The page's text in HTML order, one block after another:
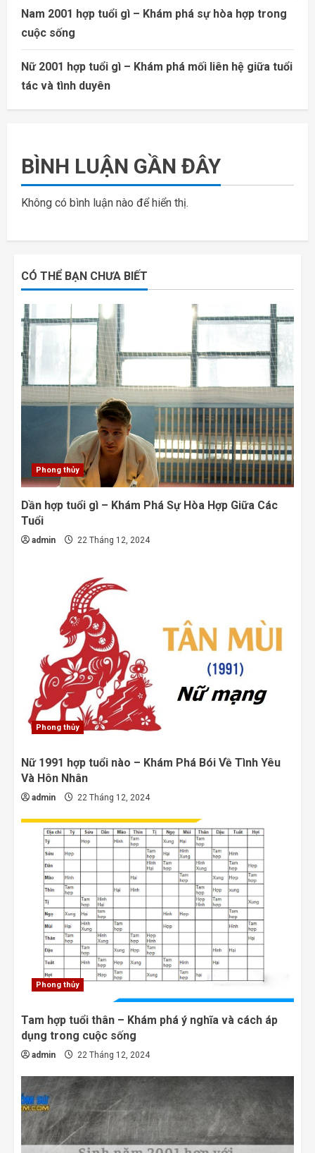
Nam 2001 hợp tuổi gì – Khám phá sự hòa hợp trong
cuộc sống
Nữ 2001 hợp tuổi gì – Khám phá mối liên hệ giữa tuổi
tác và tình duyên
BÌNH LUẬN GẦN ĐÂY
Không có bình luận nào để hiển thị.
CÓ THỂ BẠN CHƯA BIẾT
Phong thủy
Dần hợp tuổi gì – Khám Phá Sự Hòa Hợp Giữa Các
Tuổi
admin 22 Tháng 12, 2024
Phong thủy
Nữ 1991 hợp tuổi nào – Khám Phá Bói Về Tình Yêu
Và Hôn Nhân
admin 22 Tháng 12, 2024
Phong thủy
Tam hợp tuổi thân – Khám phá ý nghĩa và cách áp
dụng trong cuộc sống
admin 22 Tháng 12, 2024